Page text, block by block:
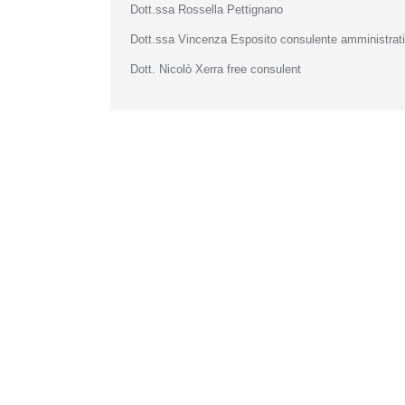
Dott.ssa Rossella Pettignano
Dott.ssa Vincenza Esposito consulente
Dott. Nicolò Xerra free consulent